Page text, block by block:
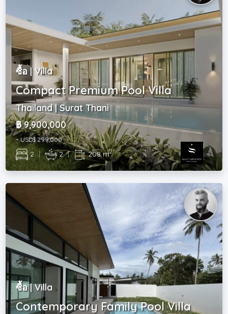
ซื้อ | Villa
Compact Premium Pool Villa
Thailand | Surat Thani
฿ 9,900,000
~ USD$ 299,000
2 | 2 | 208 m2
ซื้อ | Villa
Contemporary Family Pool Villa